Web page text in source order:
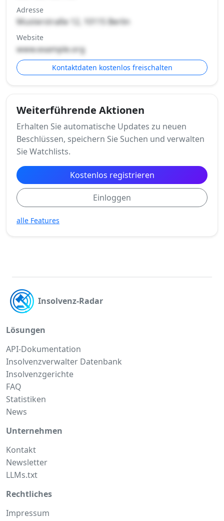
Adresse
Musterstraße 12, 10115 Berlin
Website
www.example.org
Kontaktdaten kostenlos freischalten
Weiterführende Aktionen
Erhalten Sie automatische Updates zu neuen
Beschlüssen, speichern Sie Suchen und verwalten
Sie Watchlists.
Kostenlos registrieren
Einloggen
alle Features
Insolvenz-Radar
Lösungen
API-Dokumentation
Insolvenzverwalter Datenbank
Insolvenzgerichte
FAQ
Statistiken
News
Unternehmen
Kontakt
Newsletter
LLMs.txt
Rechtliches
Impressum